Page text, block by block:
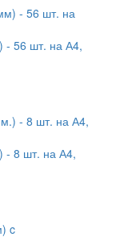
- 56 шт. на А4,
- 8 шт. на А4,